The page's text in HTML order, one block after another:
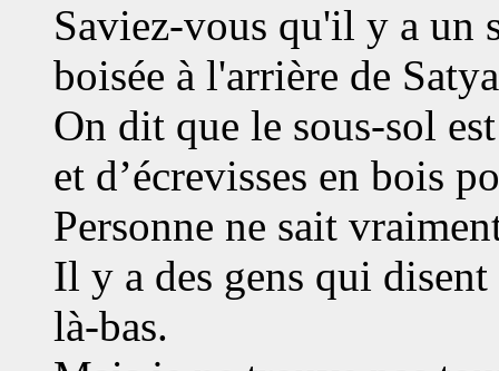
Saviez-vous qu'il y a un
boisée à l'arrière de
On dit que le sous-sol
et d’écrevisses en bois
Personne ne sait
Il y a des gens qui
là-bas.